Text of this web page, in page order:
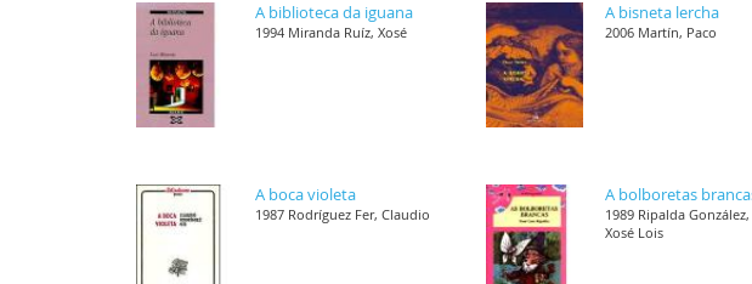
A biblioteca da iguana
1994 Miranda Ruíz, Xosé
A bisneta lercha
2006 Martín, Paco
A boca violeta
1987 Rodríguez Fer, Claudio
A bolboretas
1989 Ripalda González,
Xosé Lois